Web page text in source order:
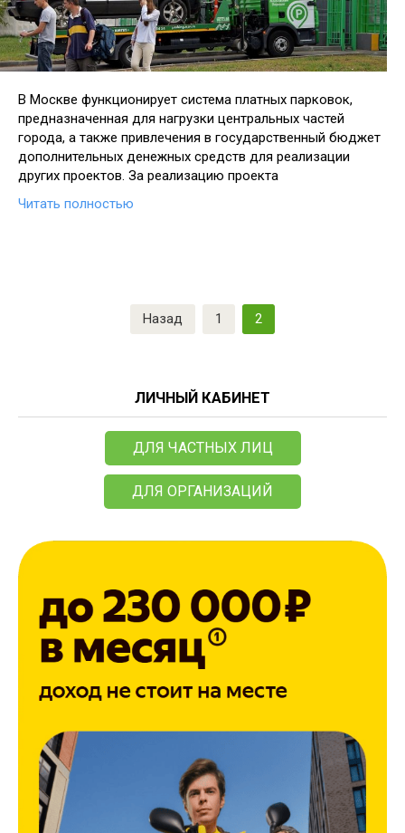
В Москве функционирует система платных парковок,
предназначенная для нагрузки центральных частей
города, а также привлечения в государственный бюджет
дополнительных денежных средств для реализации
других проектов. За реализацию проекта
Читать полностью
Назад 1 2
ЛИЧНЫЙ КАБИНЕТ
ДЛЯ ЧАСТНЫХ ЛИЦ
ДЛЯ ОРГАНИЗАЦИЙ